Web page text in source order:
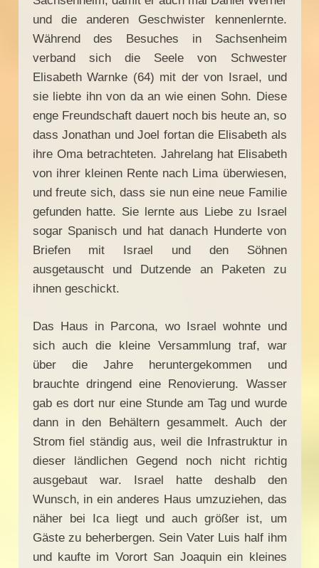
und die anderen Geschwister kennenlernte.
Während des Besuches in Sachsenheim
verband sich die Seele von Schwester
Elisabeth Warnke (64) mit der von Israel, und
sie liebte ihn von da an wie einen Sohn. Diese
enge Freundschaft dauert noch bis heute an, so
dass Jonathan und Joel fortan die Elisabeth als
ihre Oma betrachteten. Jahrelang hat Elisabeth
von ihrer kleinen Rente nach Lima überwiesen,
und freute sich, dass sie nun eine neue Familie
gefunden hatte. Sie lernte aus Liebe zu Israel
sogar Spanisch und hat danach Hunderte von
Briefen mit Israel und den Söhnen
ausgetauscht und Dutzende an Paketen zu
ihnen geschickt.
Das Haus in Parcona, wo Israel wohnte und
sich auch die kleine Versammlung traf, war
über die Jahre heruntergekommen und
brauchte dringend eine Renovierung. Wasser
gab es dort nur eine Stunde am Tag und wurde
dann in den Behältern gesammelt. Auch der
Strom fiel ständig aus, weil die Infrastruktur in
dieser ländlichen Gegend noch nicht richtig
ausgebaut war. Israel hatte deshalb den
Wunsch, in ein anderes Haus umzuziehen, das
näher bei Ica liegt und auch größer ist, um
Gäste zu beherbergen. Sein Vater Luis half ihm
und kaufte im Vorort San Joaquin ein kleines